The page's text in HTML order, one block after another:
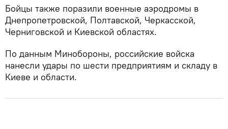
Бойцы также поразили военные аэродромы в
Днепропетровской, Полтавской, Черкасской,
Черниговской и Киевской областях.
По данным Минобороны, российские войска
нанесли удары по шести предприятиям и складу в
Киеве и области.